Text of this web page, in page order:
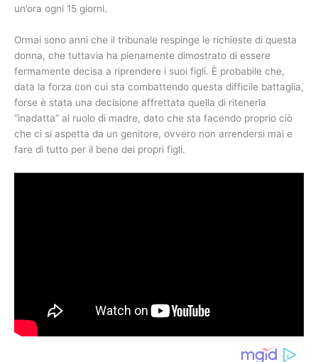
un’ora ogni 15 giorni.
Ormai sono anni che il tribunale respinge le richieste di questa
donna, che tuttavia ha pienamente dimostrato di essere
fermamente decisa a riprendere i suoi figli. È probabile che,
data la forza con cui sta combattendo questa difficile battaglia,
forse è stata una decisione affrettata quella di ritenerla
“inadatta” al ruolo di madre, dato che sta facendo proprio ciò
che ci si aspetta da un genitore, ovvero non arrendersi mai e
fare di tutto per il bene dei propri figli.